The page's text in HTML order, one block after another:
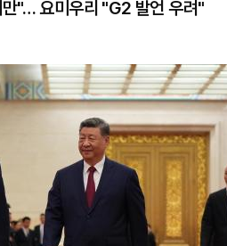
만"… 요미우리 "G2 발언 우려"